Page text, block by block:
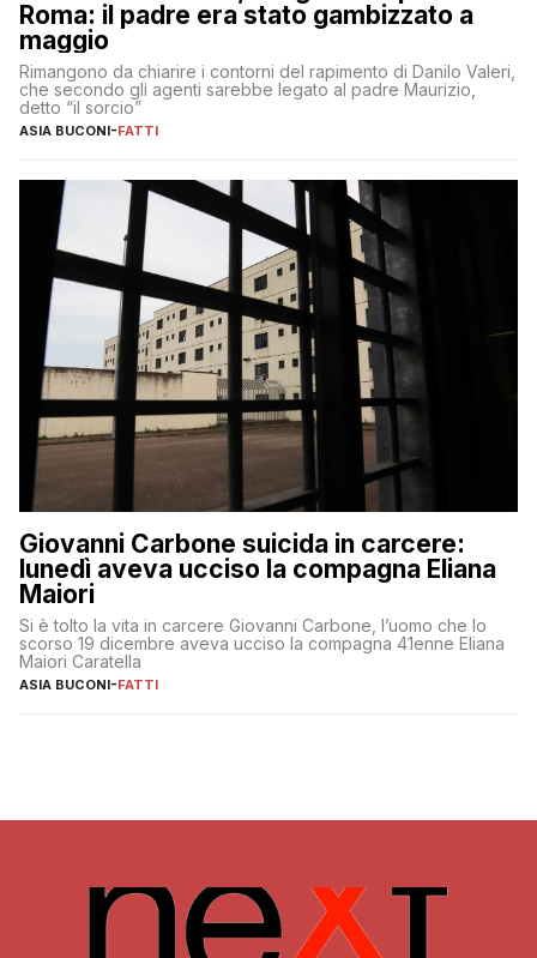
Roma: il padre era stato gambizzato a
maggio
Rimangono da chiarire i contorni del rapimento di Danilo Valeri,
che secondo gli agenti sarebbe legato al padre Maurizio,
detto “il sorcio”
ASIA BUCONI-FATTI
Giovanni Carbone suicida in carcere:
lunedì aveva ucciso la compagna Eliana
Maiori
Si è tolto la vita in carcere Giovanni Carbone, l’uomo che lo
scorso 19 dicembre aveva ucciso la compagna 41enne Eliana
Maiori Caratella
ASIA BUCONI-FATTI